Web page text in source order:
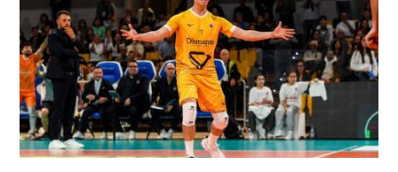
Balliana: “Firmare con la Bora è come andare al
Real Madrid. Ora obiettivo Lunigiana”